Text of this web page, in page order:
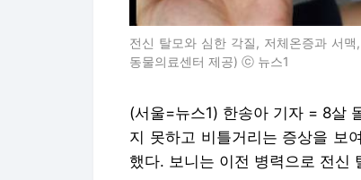
전신 탈모와 심한 각질, 저체온증과 서
동물의료센터 제공) ⓒ 뉴스1
(서울=뉴스1) 한송아 기자 = 8살
지 못하고 비틀거리는 증상을 보
했다. 보니는 이전 병력으로 전신